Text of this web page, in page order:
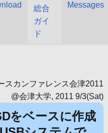
Messages
総合
ガイ
ド
スカンファレンス会津2011
@会津大学, 2011 9/3(Sat)
をベースに作成